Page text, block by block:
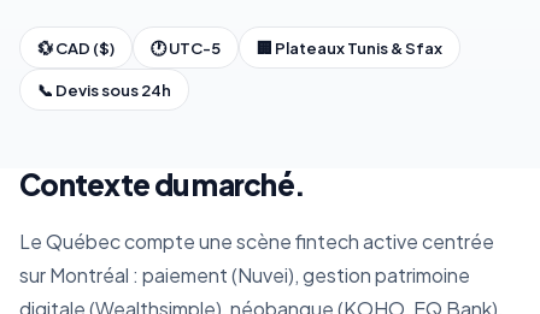
💱 CAD ($) 🕐 UTC-5 🏢 Plateaux Tunis & Sfax
📞 Devis sous 24h
Contexte du marché.
Le Québec compte une scène fintech active centrée
sur Montréal : paiement (Nuvei), gestion patrimoine
digitale (Wealthsimple), néobanque (KOHO, EQ Bank),